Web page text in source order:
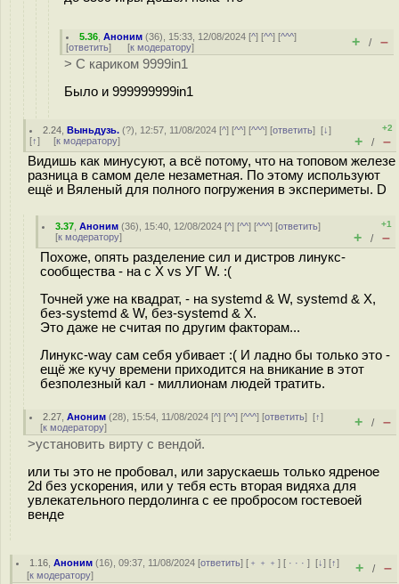
5.36 ,Аноним (36), 15:33, 12/08/2024 [^] [^^] [^^^]
[ответить] [к модератору] + / –
> С кариком 9999in1
Было и 999999999in1
2.24 ,Выньдузь. (?), 12:57, 11/08/2024 [^] [^^] [^^^] [ответить][↓]
[↑] [к модератору]
+2
+ / –
Видишь как минусуют, а всё потому, что на топовом железе
разница в самом деле незаметная. По этому используют
ещё и Вяленый для полного погружения в экспериметы. D
3.37 ,Аноним (36), 15:40, 12/08/2024 [^] [^^] [^^^] [ответить]
[к модератору]
+1
+ / –
Похоже, опять разделение сил и дистров линукс-
сообщества - на с X vs УГ W. :(
Точней уже на квадрат, - на systemd & W, systemd & X,
без-systemd & W, без-systemd & X.
Это даже не считая по другим факторам...
Линукс-way сам себя убивает :( И ладно бы только это -
ещё же кучу времени приходится на вникание в этот
безполезный кал - миллионам людей тратить.
2.27 ,Аноним (28), 15:54, 11/08/2024 [^] [^^] [^^^] [ответить][↑]
[к модератору] + / –
>установить вирту с вендой.
или ты это не пробовал, или зарускаешь только ядреное
2d без ускорения, или у тебя есть вторая видяха для
увлекательного пердолинга с ее пробросом гостевоей
венде
1.16 ,Аноним (16), 09:37, 11/08/2024 [ответить] [ ﹢﹢﹢] [ · · ·][↓] [↑]
[к модератору] + / –